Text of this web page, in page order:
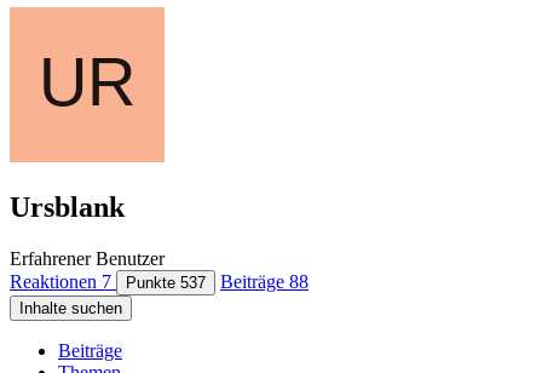
Ursblank
Erfahrener Benutzer
Reaktionen 7 Punkte 537 Beiträge 88
Inhalte suchen
Beiträge